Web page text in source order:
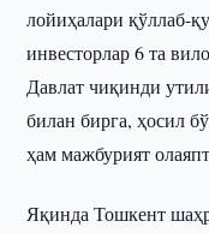
лойиҳалари қўллаб-
инвесторлар 6 та
Давлат чиқинди
билан бирга, ҳосил
ҳам мажбурият
Яқинда Тошкент